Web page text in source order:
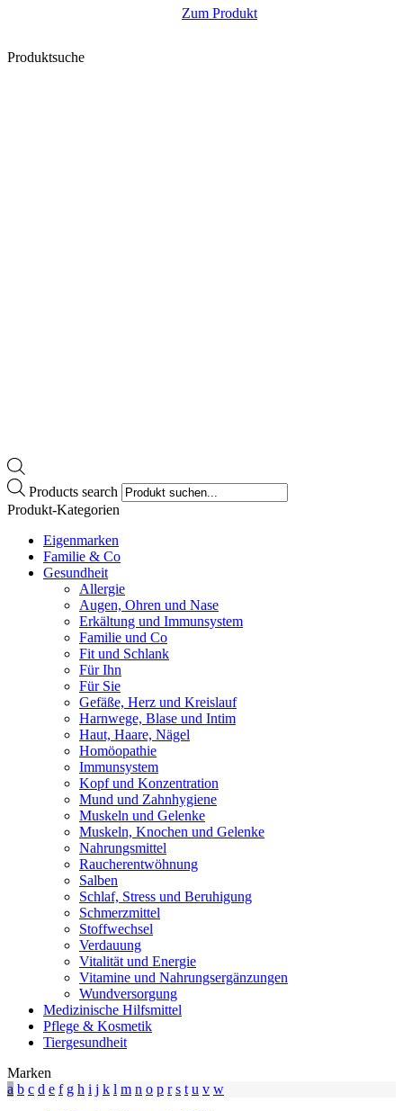
Zum Produkt
Produktsuche
Products search
Produkt-Kategorien
Eigenmarken
Familie & Co
Gesundheit
Allergie
Augen, Ohren und Nase
Erkältung und Immunsystem
Familie und Co
Fit und Schlank
Für Ihn
Für Sie
Gefäße, Herz und Kreislauf
Harnwege, Blase und Intim
Haut, Haare, Nägel
Homöopathie
Immunsystem
Kopf und Konzentration
Mund und Zahnhygiene
Muskeln und Gelenke
Muskeln, Knochen und Gelenke
Nahrungsmittel
Raucherentwöhnung
Salben
Schlaf, Stress und Beruhigung
Schmerzmittel
Stoffwechsel
Verdauung
Vitalität und Energie
Vitamine und Nahrungsergänzungen
Wundversorgung
Medizinische Hilfsmittel
Pflege & Kosmetik
Tiergesundheit
Marken
a b c d e f g h i j k l m n o p r s t u v w